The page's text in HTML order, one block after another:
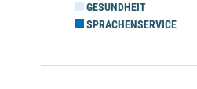
GESUNDHEIT
SPRACHENSERVICE